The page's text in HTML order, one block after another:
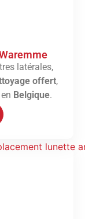
latérales,
offert,
Belgique.